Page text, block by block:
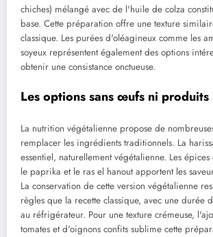
chiches) mélangé avec de l'huile de colza
base. Cette préparation offre une texture
classique. Les purées d'oléagineux comme les
soyeux représentent également des options
obtenir une consistance onctueuse.
Les options sans œufs ni
La nutrition végétalienne propose de
remplacer les ingrédients traditionnels. La
essentiel, naturellement végétalienne. Les
le paprika et le ras el hanout apportent les
La conservation de cette version végétalienne
règles que la recette classique, avec une durée
au réfrigérateur. Pour une texture crémeuse,
tomates et d'oignons confits sublime cette